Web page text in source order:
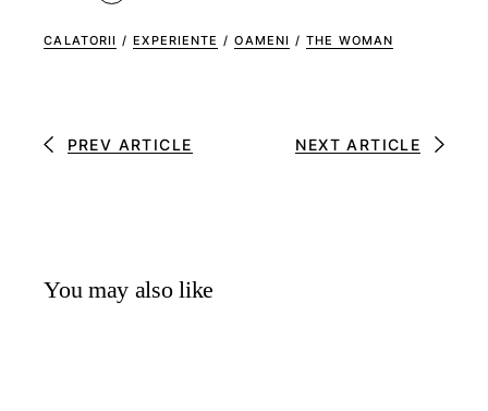
CALATORII / EXPERIENTE / OAMENI / THE WOMAN
PREV ARTICLE NEXT ARTICLE
You may also like